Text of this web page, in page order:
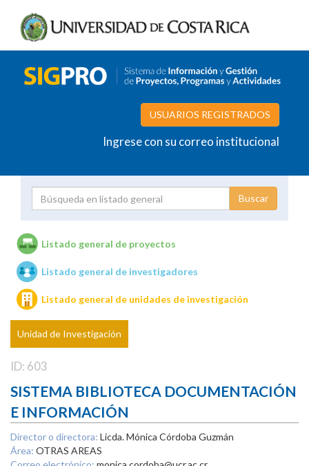
USUARIOS REGISTRADOS
Ingrese con su correo institucional
Unidades de investigación
Listado general de proyectos
Listado general de investigadores
Listado general de unidades de investigación
Unidad de Investigación
ID: 603
SISTEMA BIBLIOTECA DOCUMENTACIÓN
E INFORMACIÓN
Director o directora: Licda. Mónica Córdoba Guzmán
Área: OTRAS AREAS